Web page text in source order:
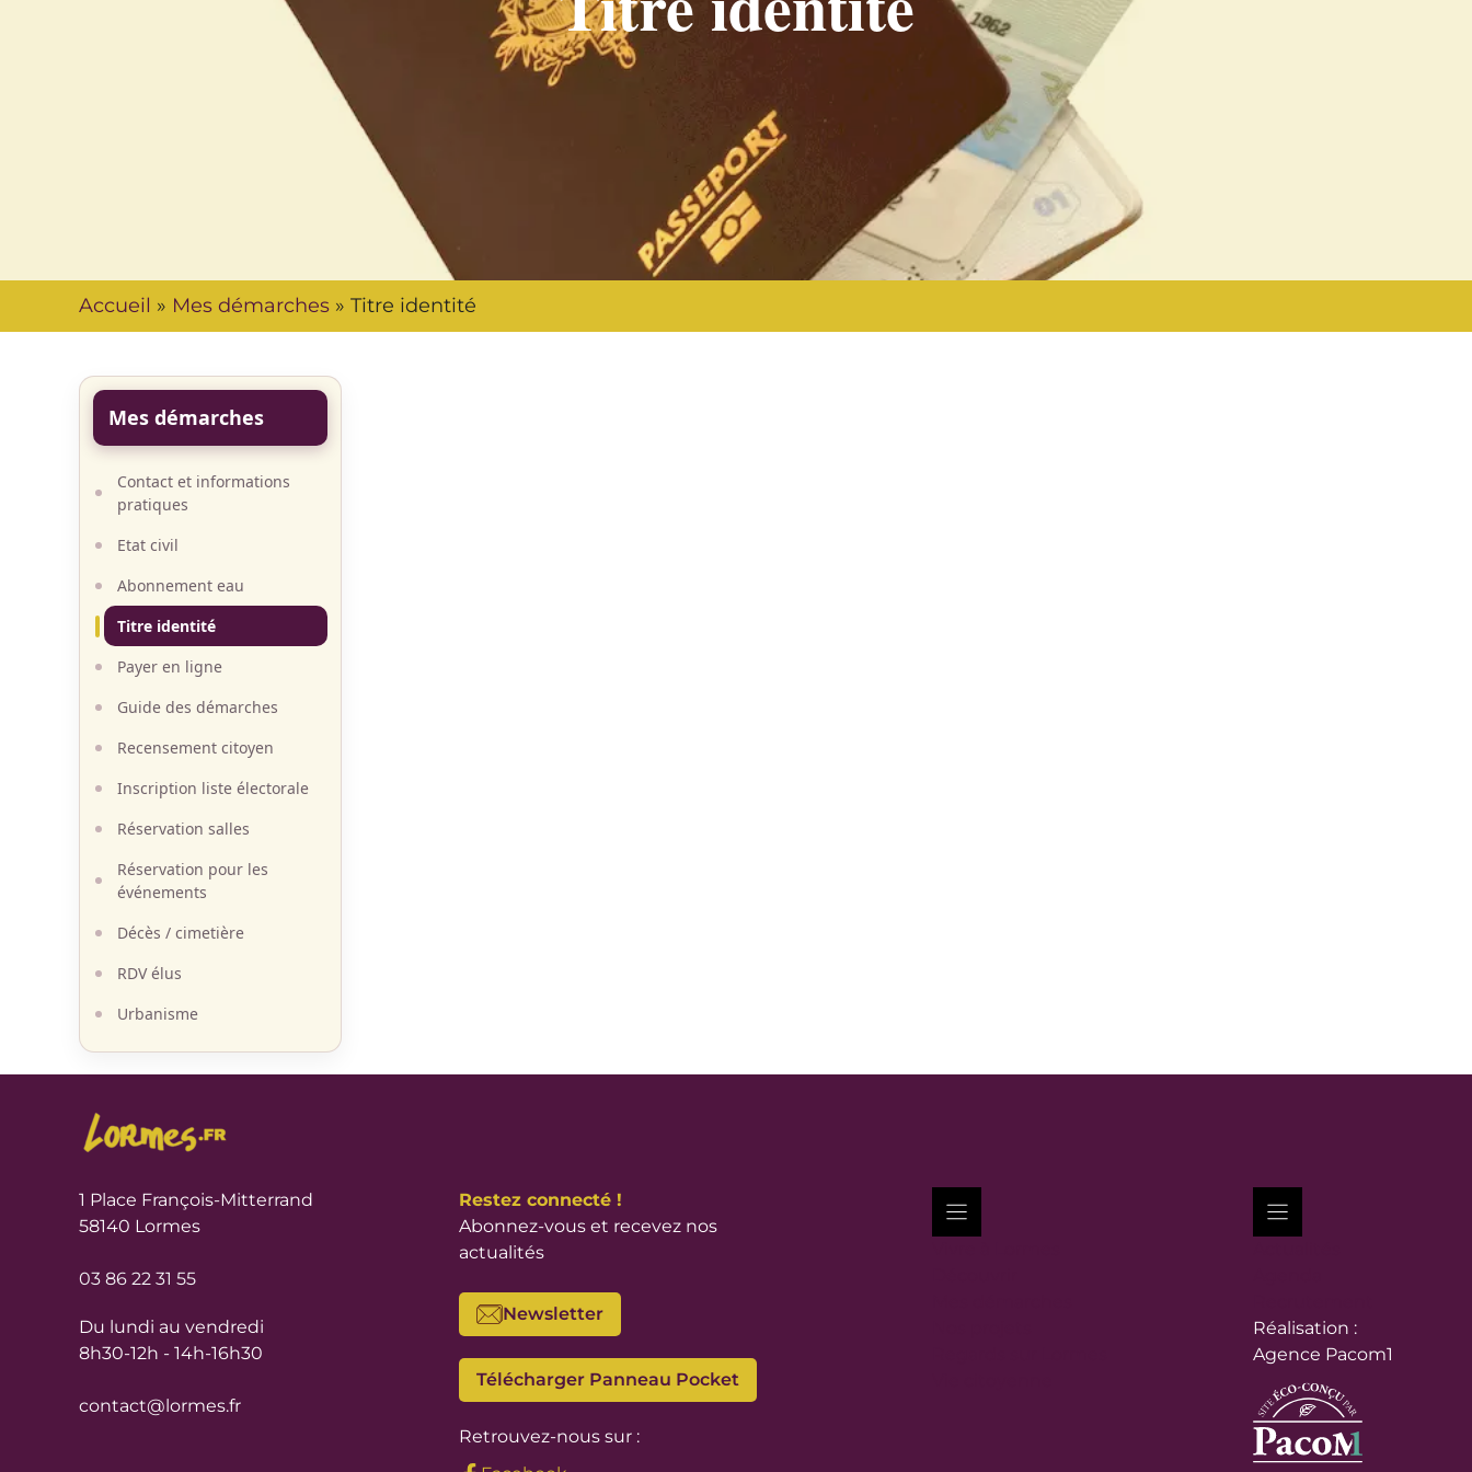
Accueil » Mes démarches » Titre identité
Mes démarches
Contact et informations
pratiques
Etat civil
Abonnement eau
Titre identité
Payer en ligne
Guide des démarches
Recensement citoyen
Inscription liste électorale
Réservation salles
Réservation pour les
événements
Décès / cimetière
RDV élus
Urbanisme
1 Place François-Mitterrand
58140 Lormes
03 86 22 31 55
Du lundi au vendredi
8h30-12h - 14h-16h30
contact@lormes.fr
Restez connecté !
Abonnez-vous et recevez nos
actualités
Newsletter
Télécharger Panneau Pocket
Retrouvez-nous sur :
Réalisation :
Agence Pacom1